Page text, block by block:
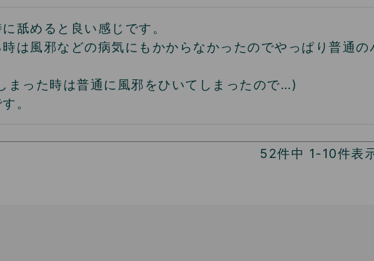
舐めると良い感じです。
は風邪などの病気にもかからなかったのでやっぱり普通の
まった時は普通に風邪をひいてしまったので…)
。
52件中 1-10件表